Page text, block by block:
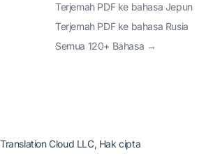
Terjemah PDF ke bahasa Jepun
Terjemah PDF ke bahasa Rusia
Semua 120+ Bahasa →
Cloud LLC, Hak cipta